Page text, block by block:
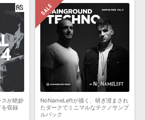
スが絶妙
を収録
NoNameLeftが描く、研ぎ澄まされ
たダークでミニマルなテクノサンプ
ルパック